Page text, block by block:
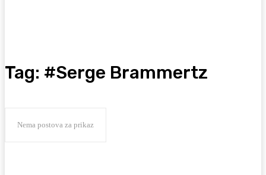
Tag: #Serge Brammertz
Nema postova za prikaz